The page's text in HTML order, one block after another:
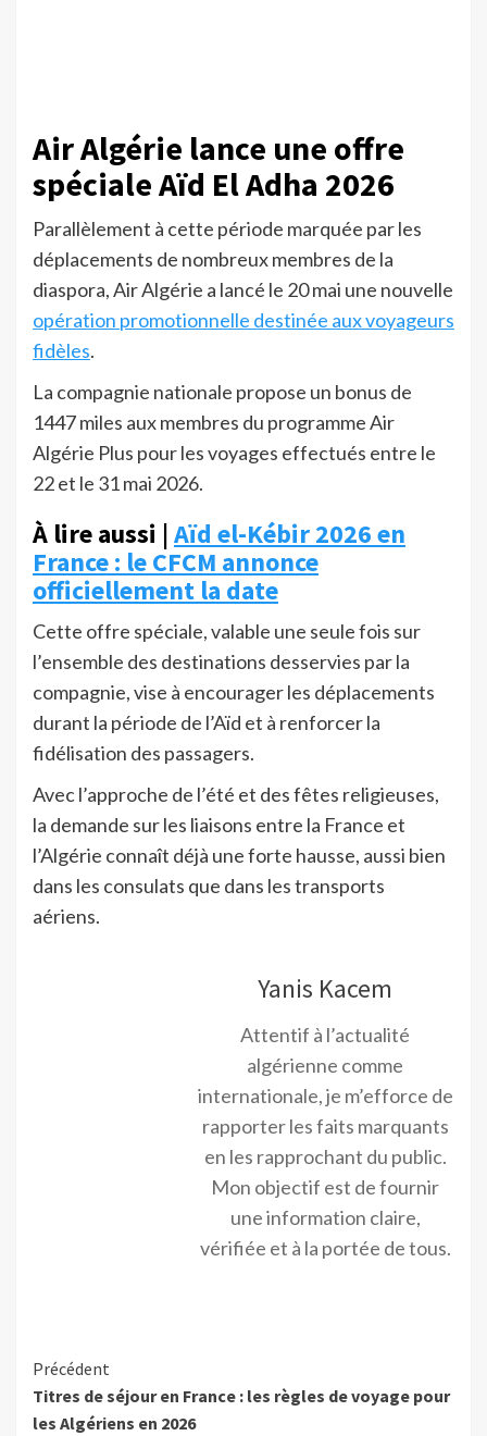
Air Algérie lance une offre
spéciale Aïd El Adha 2026
Parallèlement à cette période marquée par les
déplacements de nombreux membres de la
diaspora, Air Algérie a lancé le 20 mai une nouvelle
opération promotionnelle destinée aux voyageurs
fidèles.
La compagnie nationale propose un bonus de
1447 miles aux membres du programme Air
Algérie Plus pour les voyages effectués entre le
22 et le 31 mai 2026.
À lire aussi |Aïd el-Kébir 2026 en
France : le CFCM annonce
officiellement la date
Cette offre spéciale, valable une seule fois sur
l’ensemble des destinations desservies par la
compagnie, vise à encourager les déplacements
durant la période de l’Aïd et à renforcer la
fidélisation des passagers.
Avec l’approche de l’été et des fêtes religieuses,
la demande sur les liaisons entre la France et
l’Algérie connaît déjà une forte hausse, aussi bien
dans les consulats que dans les transports
aériens.
Yanis Kacem
Attentif à l’actualité
algérienne comme
internationale, je m’efforce de
rapporter les faits marquants
en les rapprochant du public.
Mon objectif est de fournir
une information claire,
vérifiée et à la portée de tous.
Précédent
Titres de séjour en France : les règles de voyage pour
les Algériens en 2026